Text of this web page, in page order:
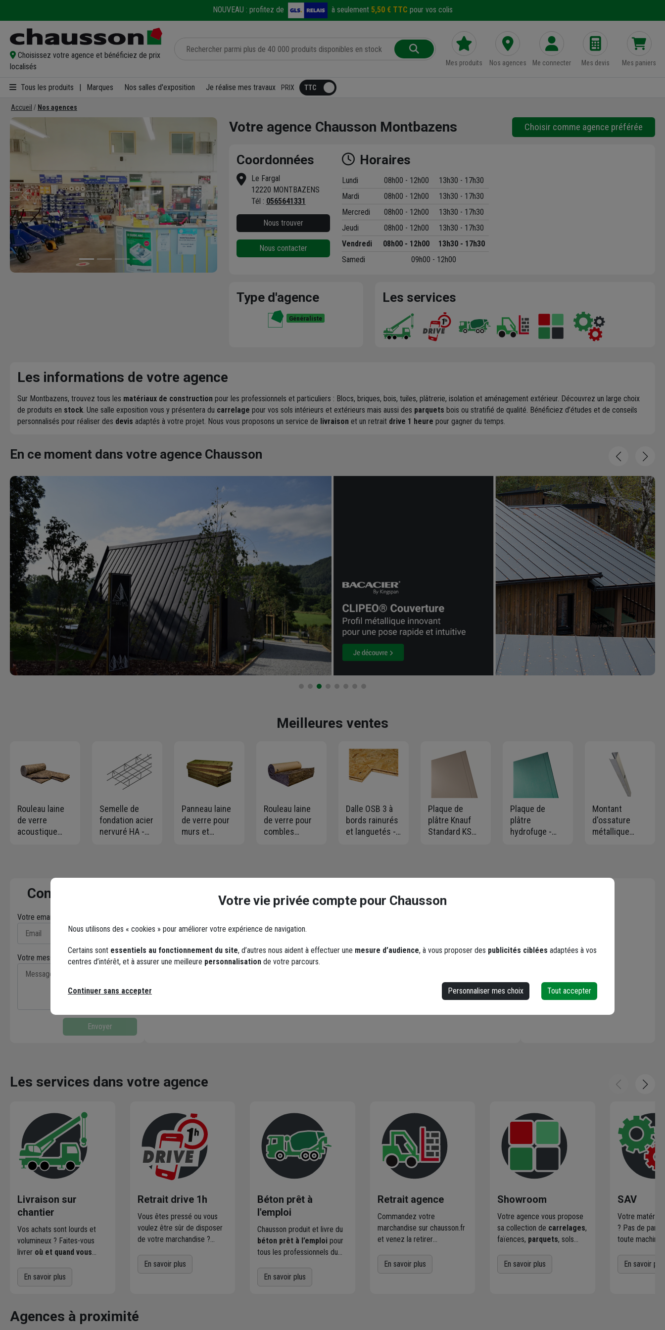
NOUVEAU : profitez de à seulement 5,50 € TTC pour vos colis
Choisissez votre agence et bénéficiez de prix
localisés
Mes produits Nos agences Me connecter Mes devis Mes paniers
Tous les produits Marques Nos salles d'exposition Je réalise mes travaux PRIX
Accueil Nos agences
Précédent Suivant
Votre agence Chausson Montbazens Choisir comme agence préférée
Coordonnées
Le Fargal
12220 MONTBAZENS
Tél : 0565641331
Nous trouver
Nous contacter
Horaires
Lundi 08h00 - 12h00
13h30 - 17h30
Mardi
08h00 - 12h00
13h30 - 17h30
Mercredi
08h00 - 12h00
13h30 - 17h30
Jeudi
08h00 - 12h00
13h30 - 17h30
Vendredi
08h00 - 12h00
13h30 - 17h30
Samedi
09h00 - 12h00
Type d'agence
Généraliste
Les services
Les informations de votre agence
Sur Montbazens, trouvez tous les matériaux de construction pour les professionnels et particuliers : Blocs, briques, bois, tuiles, plâtrerie, isolation et aménagement extérieur. Découvrez un large choix
de produits en stock . Une salle exposition vous y présentera du carrelage pour vos sols intérieurs et extérieurs mais aussi des parquets bois ou stratifié de qualité. Bénéficiez d’études et de conseils
personnalisés pour réaliser des devis adaptés à votre projet. Nous vous proposons un service de livraison et un retrait drive 1 heure pour gagner du temps.
En ce moment dans votre agence Chausson
Meilleures ventes
Rouleau laine
de verre
acoustique
- 2 rouleaux
doublés de
8,00 M x 0,60 M
Semelle de
fondation acier
nervuré HA -
Panneau laine
de verre pour
murs et
R=3,15 m².K/W
M - ép.100 MM
Rouleau laine
de verre pour
combles
- 3,00 M x 1,20
Dalle OSB 3 à
bords rainurés
et languetés -
18,00 MM
Plaque de
plâtre Knauf
Standard KS
Plaque de
plâtre
hydrofuge -
MM
Montant
d'ossature
métallique
- long. 2,50 M
Contactez-nous
Votre email* :
Votre message* :
Envoyer
Les réseaux sociaux
Les services dans votre agence
Livraison sur
chantier
Vos achats sont lourds et
volumineux ? Faites-vous
livrer où et quand vous
qui effectue la livraison vous
contacte pour fixer le
livraison. Bonus : Nous livrons
jusqu'au 7ème étage.
En savoir plus
Retrait drive 1h
Vous êtes pressé ou vous
voulez être sûr de disposer
de votre marchandise ?
produits disponibles dans
votre agence sur
En savoir plus
Béton prêt à
l'emploi
Chausson produit et livre du
béton prêt à l’emploi pour
tous les professionnels du
Notre centrale vous propose
une large gamme de béton
En savoir plus
Retrait agence
Commandez votre
marchandise sur chausson.fr
et venez la retirer
l'agence Chausson à
proximitéde chez vous.
En savoir plus
Showroom
Votre agence vous propose
sa collection de carrelages,
faïences, parquets, sols
lignes contemporaines ou
plus classiques. Découvrez
En savoir plus
SAV
Votre matériel
? Pas de
toute machine
la réparation
dans le cadre
En savoir
Agences à proximité
Votre vie privée compte pour Chausson
Nous utilisons des « cookies » pour améliorer votre expérience de navigation.
Certains sont essentiels au fonctionnement du site, d’autres nous aident à effectuer une mesure d’audience, à vous proposer des publicités ciblées adaptées à vos
centres d’intérêt, et à assurer une meilleure personnalisation de votre parcours.
Personnaliser mes choix Tout accepter
Continuer sans accepter